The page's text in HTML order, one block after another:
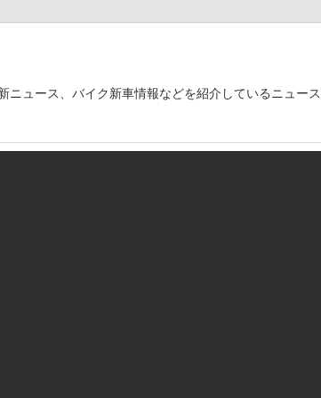
ュース、バイク新車情報などを紹介しているニュース